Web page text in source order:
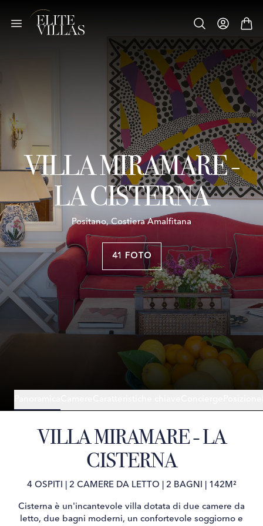
VILLA MIRAMARE -
LA CISTERNA
Positano, Costiera Amalfitana
41 FOTO
VILLA MIRAMARE - LA
CISTERNA
4 OSPITI 2 CAMERE DA LETTO 2 BAGNI 142M²
Cisterna è un'incantevole villa dotata di due camere da
letto, due bagni moderni, un confortevole soggiorno e